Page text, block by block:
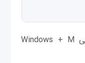
همه پنجره‌های باز را با کلید ترکیبی Windows + M